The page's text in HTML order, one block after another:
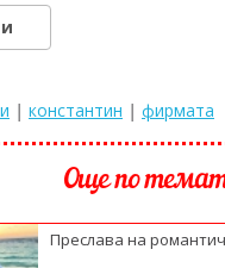
| константин | фирмата
Още по
Преслава на